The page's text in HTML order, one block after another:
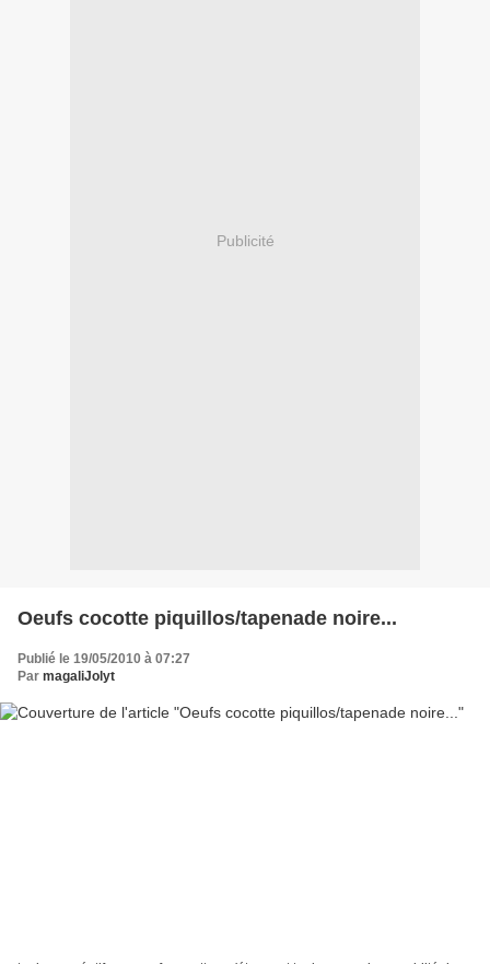
Publicité
Oeufs cocotte piquillos/tapenade noire...
Publié le 19/05/2010 à 07:27
Par magaliJolyt